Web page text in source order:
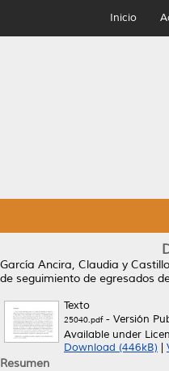
Inicio
García Ancira, Claudia y
de seguimiento de egresados
Texto
25040.pdf- Versión
Available under
Download (446kB)
Resumen